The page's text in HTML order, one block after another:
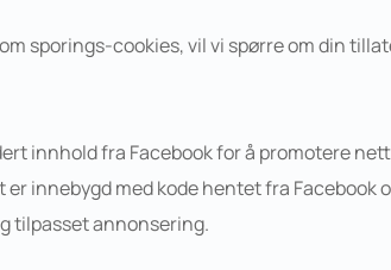
sporings-cookies, vil vi spørre om din
innhold fra Facebook for å promotere
er innebygd med kode hentet fra
tilpasset annonsering.